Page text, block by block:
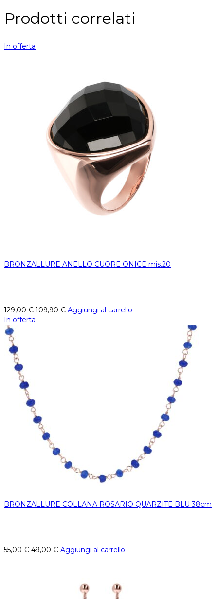
Prodotti correlati
In offerta
BRONZALLURE ANELLO CUORE ONICE mis.20
129,00€ 109,90 € Aggiungi al carrello
In offerta
BRONZALLURE COLLANA ROSARIO QUARZITE BLU 38cm
55,00€ 49,00 € Aggiungi al carrello